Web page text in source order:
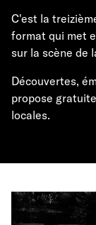
C'est la
format qui met
sur la scène de
Découvertes,
propose
locales.